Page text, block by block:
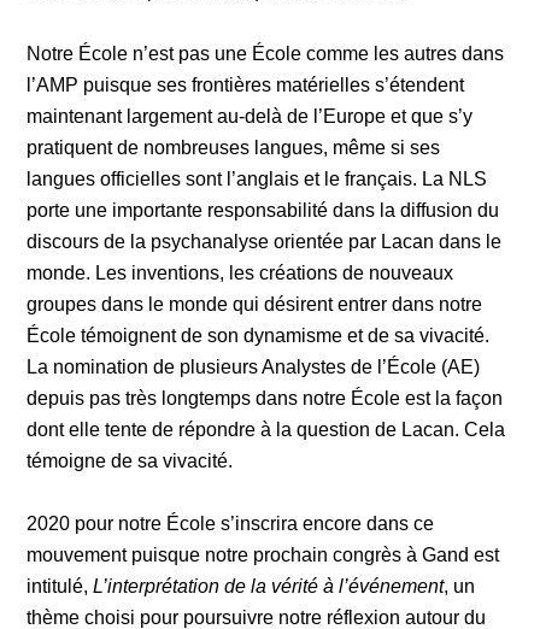
Notre École n’est pas une École comme les autres dans
l’AMP puisque ses frontières matérielles s’étendent
maintenant largement au-delà de l’Europe et que s’y
pratiquent de nombreuses langues, même si ses
langues officielles sont l’anglais et le français. La NLS
porte une importante responsabilité dans la diffusion du
discours de la psychanalyse orientée par Lacan dans le
monde. Les inventions, les créations de nouveaux
groupes dans le monde qui désirent entrer dans notre
École témoignent de son dynamisme et de sa vivacité.
La nomination de plusieurs Analystes de l’École (AE)
depuis pas très longtemps dans notre École est la façon
dont elle tente de répondre à la question de Lacan. Cela
témoigne de sa vivacité.
2020 pour notre École s’inscrira encore dans ce
mouvement puisque notre prochain congrès à Gand est
intitulé,L’interprétation de la vérité à l’événement, un
thème choisi pour poursuivre notre réflexion autour du